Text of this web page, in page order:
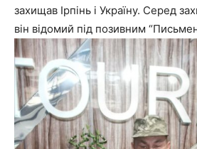
захищав Ірпінь і Україну. Серед
він відомий під позивним